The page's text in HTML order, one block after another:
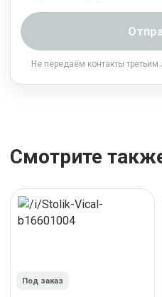
Не передаём контакты
Смотрите
Под заказ